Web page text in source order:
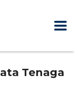
Tenaga